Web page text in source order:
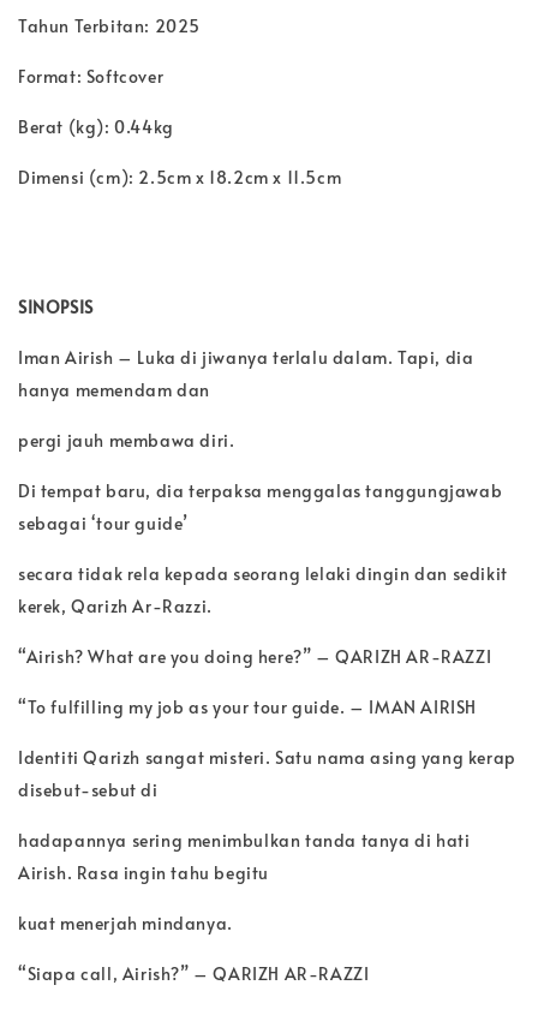
Tahun Terbitan: 2025
Format: Softcover
Berat (kg): 0.44kg
Dimensi (cm): 2.5cm x 18.2cm x 11.5cm
SINOPSIS
Iman Airish – Luka di jiwanya terlalu dalam. Tapi, dia
hanya memendam dan
pergi jauh membawa diri.
Di tempat baru, dia terpaksa menggalas tanggungjawab
sebagai ‘tour guide’
secara tidak rela kepada seorang lelaki dingin dan sedikit
kerek, Qarizh Ar-Razzi.
“Airish? What are you doing here?” – QARIZH AR-RAZZI
“To fulfilling my job as your tour guide. – IMAN AIRISH
Identiti Qarizh sangat misteri. Satu nama asing yang kerap
disebut-sebut di
hadapannya sering menimbulkan tanda tanya di hati
Airish. Rasa ingin tahu begitu
kuat menerjah mindanya.
“Siapa call, Airish?” – QARIZH AR-RAZZI